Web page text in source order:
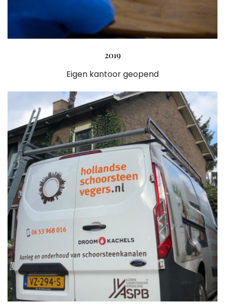
2019
Eigen kantoor geopend